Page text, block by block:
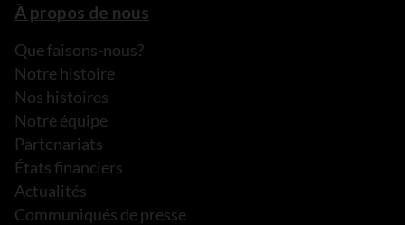
À propos de nous
Que faisons-nous?
Notre histoire
Nos histoires
Notre équipe
Partenariats
États financiers
Actualités
Communiqués de presse